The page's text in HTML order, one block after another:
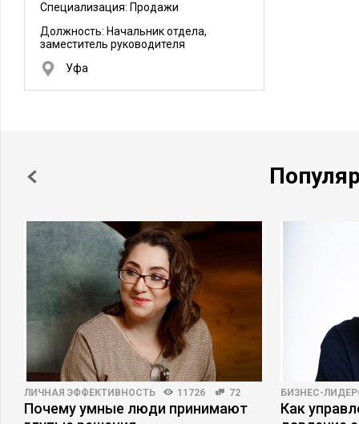
Специализация: Продажи
Должность: Начальник отдела,
заместитель руководителя
Уфа
ЛИЧНАЯ ЭФФЕКТИВНОСТЬ 11726 72
Почему умные люди принимают
БИЗНЕС-
Как